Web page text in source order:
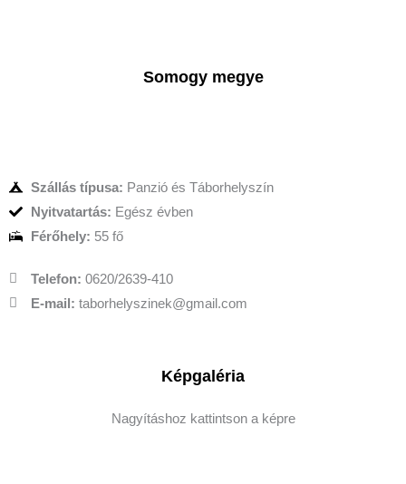
Somogy megye
Szállás típusa: Panzió és Táborhelyszín
Nyitvatartás: Egész évben
Férőhely: 55 fő
Telefon: 0620/2639-410
E-mail: taborhelyszinek@gmail.com
Képgaléria
Nagyításhoz kattintson a képre